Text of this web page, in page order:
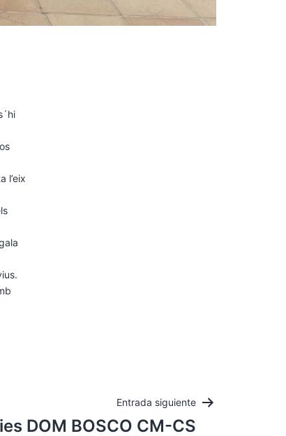
l’eix
Entrada siguiente
DOM BOSCO CM-CS